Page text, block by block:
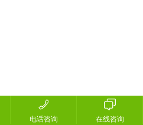
电话咨询 在线咨询